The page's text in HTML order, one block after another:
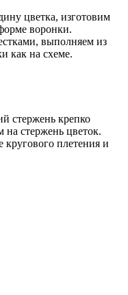
цветка, изготовим
воронки.
выполняем из
как на схеме.
стержень крепко
стержень цветок.
кругового плетения и